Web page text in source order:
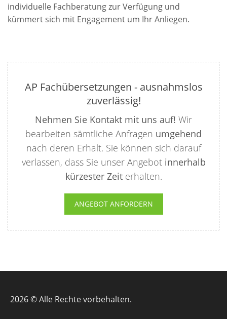
individuelle Fachberatung zur Verfügung und
kümmert sich mit Engagement um Ihr Anliegen.
AP Fachübersetzungen - ausnahmslos
zuverlässig!
Nehmen Sie Kontakt mit uns auf! Wir
bearbeiten sämtliche Anfragen umgehend
nach deren Erhalt. Sie können sich darauf
verlassen, dass Sie unser Angebot innerhalb
kürzester Zeiterhalten.
ANGEBOT ANFORDERN
2026 © Alle Rechte vorbehalten.